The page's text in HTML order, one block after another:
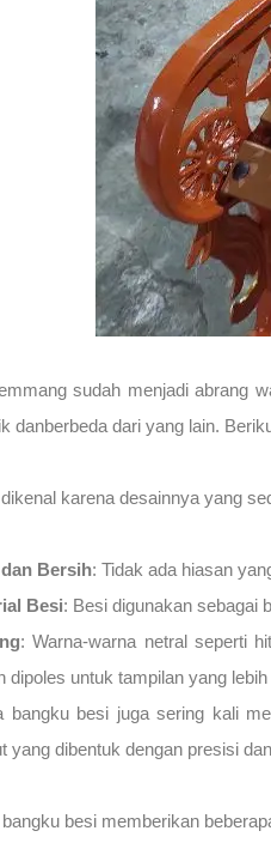
sudah menjadi abrang
danberbeda dari yang lain.
karena desainnya yang
Bersih: Tidak ada hiasan
Besi: Besi digunakan sebagai
: Warna-warna netral seperti
dipoles untuk tampilan yang
bangku besi juga sering kali
yang dibentuk dengan presisi
besi memberikan